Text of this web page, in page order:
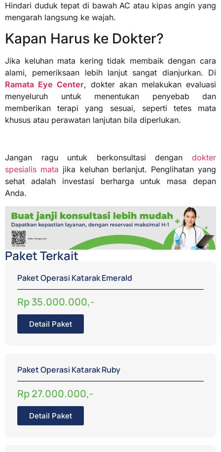
Hindari duduk tepat di bawah AC atau kipas angin yang
mengarah langsung ke wajah.
Kapan Harus ke Dokter?
Jika keluhan mata kering tidak membaik dengan cara
alami, pemeriksaan lebih lanjut sangat dianjurkan. Di
Ramata Eye Center, dokter akan melakukan evaluasi
menyeluruh untuk menentukan penyebab dan
memberikan terapi yang sesuai, seperti tetes mata
khusus atau perawatan lanjutan bila diperlukan.
Jangan ragu untuk berkonsultasi dengan dokter
spesialis mata jika keluhan berlanjut. Penglihatan yang
sehat adalah investasi berharga untuk masa depan
Anda.
Paket Terkait
Paket Operasi Katarak Emerald
Rp 35.000.000,-
Detail Paket
Paket Operasi Katarak Ruby
Rp 27.000.000,-
Detail Paket